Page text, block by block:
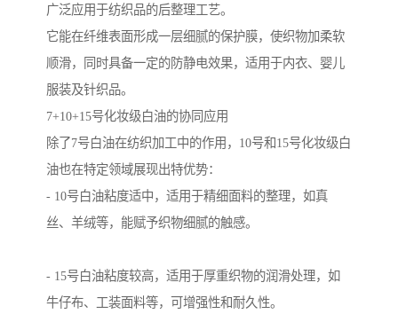
广泛应用于纺织品的后整理工艺。
它能在纤维表面形成一层细腻的保护膜，使织物加柔软
顺滑，同时具备一定的防静电效果，适用于内衣、婴儿
服装及针织品。
7+10+15号化妆级白油的协同应用
除了7号白油在纺织加工中的作用，10号和15号化妆级白
油也在特定领域展现出特优势：
- 10号白油粘度适中，适用于精细面料的整理，如真
丝、羊绒等，能赋予织物细腻的触感。
- 15号白油粘度较高，适用于厚重织物的润滑处理，如
牛仔布、工装面料等，可增强性和耐久性。